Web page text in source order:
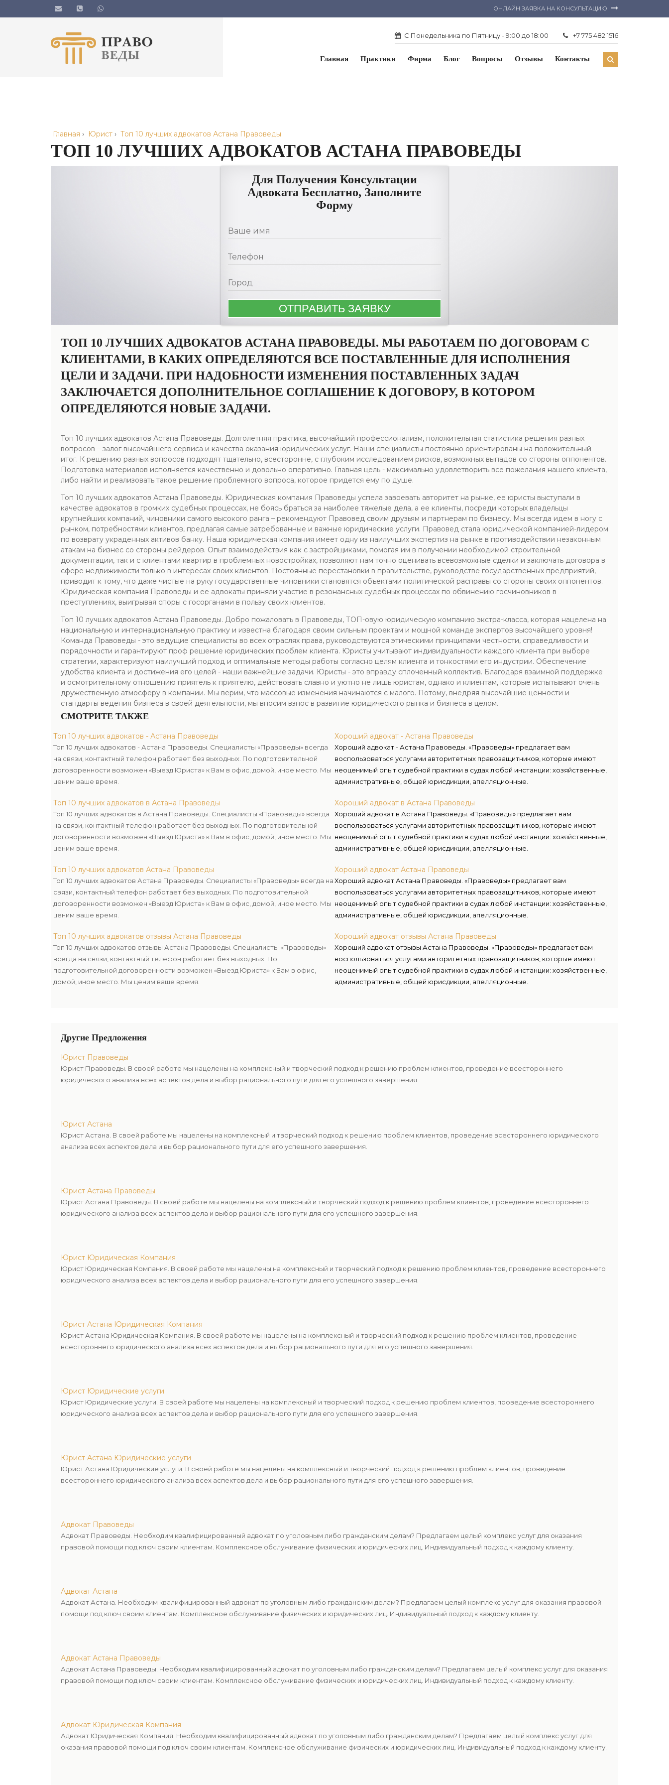
ОНЛАЙН ЗАЯВКА НА КОНСУЛЬТАЦИЮ
С Понедельника по Пятницу - 9:00 до 18:00 +7 775 482 1516
Главная Практики Фирма Блог Вопросы Отзывы Контакты
Главная › Юрист › Топ 10 лучших адвокатов Астана Правоведы
ТОП 10 ЛУЧШИХ АДВОКАТОВ АСТАНА ПРАВОВЕДЫ
Для Получения Консультации
Адвоката Бесплатно, Заполните
Форму
ТОП 10 ЛУЧШИХ АДВОКАТОВ АСТАНА ПРАВОВЕДЫ. МЫ РАБОТАЕМ ПО ДОГОВОРАМ С
КЛИЕНТАМИ, В КАКИХ ОПРЕДЕЛЯЮТСЯ ВСЕ ПОСТАВЛЕННЫЕ ДЛЯ ИСПОЛНЕНИЯ
ЦЕЛИ И ЗАДАЧИ. ПРИ НАДОБНОСТИ ИЗМЕНЕНИЯ ПОСТАВЛЕННЫХ ЗАДАЧ
ЗАКЛЮЧАЕТСЯ ДОПОЛНИТЕЛЬНОЕ СОГЛАШЕНИЕ К ДОГОВОРУ, В КОТОРОМ
ОПРЕДЕЛЯЮТСЯ НОВЫЕ ЗАДАЧИ.
Топ 10 лучших адвокатов Астана Правоведы. Долголетняя практика, высочайший профессионализм, положительная статистика решения разных
вопросов – залог высочайшего сервиса и качества оказания юридических услуг. Наши специалисты постоянно ориентированы на положительный
итог. К решению разных вопросов подходят тщательно, всесторонне, с глубоким исследованием рисков, возможных выпадов со стороны оппонентов.
Подготовка материалов исполняется качественно и довольно оперативно. Главная цель - максимально удовлетворить все пожелания нашего клиента,
либо найти и реализовать такое решение проблемного вопроса, которое придется ему по душе.
Топ 10 лучших адвокатов Астана Правоведы. Юридическая компания Правоведы успела завоевать авторитет на рынке, ее юристы выступали в
качестве адвокатов в громких судебных процессах, не боясь браться за наиболее тяжелые дела, а ее клиенты, посреди которых владельцы
крупнейших компаний, чиновники самого высокого ранга – рекомендуют Правовед своим друзьям и партнерам по бизнесу. Мы всегда идем в ногу с
рынком, потребностями клиентов, предлагая самые затребованные и важные юридические услуги. Правовед стала юридической компанией-лидером
по возврату украденных активов банку. Наша юридическая компания имеет одну из наилучших экспертиз на рынке в противодействии незаконным
атакам на бизнес со стороны рейдеров. Опыт взаимодействия как с застройщиками, помогая им в получении необходимой строительной
документации, так и с клиентами квартир в проблемных новостройках, позволяют нам точно оценивать всевозможные сделки и заключать договора в
сфере недвижимости только в интересах своих клиентов. Постоянные перестановки в правительстве, руководстве государственных предприятий,
приводит к тому, что даже чистые на руку государственные чиновники становятся объектами политической расправы со стороны своих оппонентов.
Юридическая компания Правоведы и ее адвокаты приняли участие в резонансных судебных процессах по обвинению госчиновников в
преступлениях, выигрывая споры с госорганами в пользу своих клиентов.
Топ 10 лучших адвокатов Астана Правоведы. Добро пожаловать в Правоведы, ТОП-овую юридическую компанию экстра-класса, которая нацелена на
национальную и интернациональную практику и известна благодаря своим сильным проектам и мощной команде экспертов высочайшего уровня!
Команда Правоведы - это ведущие специалисты во всех отраслях права, руководствуются этическими принципами честности, справедливости и
порядочности и гарантируют проф решение юридических проблем клиента. Юристы учитывают индивидуальности каждого клиента при выборе
стратегии, характеризуют наилучший подход и оптимальные методы работы согласно целям клиента и тонкостями его индустрии. Обеспечение
удобства клиента и достижения его целей - наши важнейшие задачи. Юристы - это вправду сплоченный коллектив. Благодаря взаимной поддержке
и осмотрительному отношению приятель к приятелю, действовать славно и уютно не лишь юристам, однако и клиентам, которые испытывают очень
дружественную атмосферу в компании. Мы верим, что массовые изменения начинаются с малого. Потому, внедряя высочайшие ценности и
стандарты ведения бизнеса в своей деятельности, мы вносим взнос в развитие юридического рынка и бизнеса в целом.
СМОТРИТЕ ТАКЖЕ
Топ 10 лучших адвокатов - Астана Правоведы
Топ 10 лучших адвокатов - Астана Правоведы. Специалисты «Правоведы» всегда
на связи, контактный телефон работает без выходных. По подготовительной
договоренности возможен «Выезд Юриста» к Вам в офис, домой, иное место. Мы
ценим ваше время.
Топ 10 лучших адвокатов в Астана Правоведы
Топ 10 лучших адвокатов в Астана Правоведы. Специалисты «Правоведы» всегда
на связи, контактный телефон работает без выходных. По подготовительной
договоренности возможен «Выезд Юриста» к Вам в офис, домой, иное место. Мы
ценим ваше время.
Топ 10 лучших адвокатов Астана Правоведы
Топ 10 лучших адвокатов Астана Правоведы. Специалисты «Правоведы» всегда на
связи, контактный телефон работает без выходных. По подготовительной
договоренности возможен «Выезд Юриста» к Вам в офис, домой, иное место. Мы
ценим ваше время.
Топ 10 лучших адвокатов отзывы Астана Правоведы
Топ 10 лучших адвокатов отзывы Астана Правоведы. Специалисты «Правоведы»
всегда на связи, контактный телефон работает без выходных. По
подготовительной договоренности возможен «Выезд Юриста» к Вам в офис,
домой, иное место. Мы ценим ваше время.
Хороший адвокат - Астана Правоведы
Хороший адвокат - Астана Правоведы. «Правоведы» предлагает вам
воспользоваться услугами авторитетных правозащитников, которые имеют
неоценимый опыт судебной практики в судах любой инстанции: хозяйственные,
административные, общей юрисдикции, апелляционные.
Хороший адвокат в Астана Правоведы
Хороший адвокат в Астана Правоведы. «Правоведы» предлагает вам
воспользоваться услугами авторитетных правозащитников, которые имеют
неоценимый опыт судебной практики в судах любой инстанции: хозяйственные,
административные, общей юрисдикции, апелляционные.
Хороший адвокат Астана Правоведы
Хороший адвокат Астана Правоведы. «Правоведы» предлагает вам
воспользоваться услугами авторитетных правозащитников, которые имеют
неоценимый опыт судебной практики в судах любой инстанции: хозяйственные,
административные, общей юрисдикции, апелляционные.
Хороший адвокат отзывы Астана Правоведы
Хороший адвокат отзывы Астана Правоведы. «Правоведы» предлагает вам
воспользоваться услугами авторитетных правозащитников, которые имеют
неоценимый опыт судебной практики в судах любой инстанции: хозяйственные,
административные, общей юрисдикции, апелляционные.
Другие Предложения
Юрист Правоведы
Юрист Правоведы. В своей работе мы нацелены на комплексный и творческий подход к решению проблем клиентов, проведение всестороннего
юридического анализа всех аспектов дела и выбор рационального пути для его успешного завершения.
Юрист Астана
Юрист Астана. В своей работе мы нацелены на комплексный и творческий подход к решению проблем клиентов, проведение всестороннего юридического
анализа всех аспектов дела и выбор рационального пути для его успешного завершения.
Юрист Астана Правоведы
Юрист Астана Правоведы. В своей работе мы нацелены на комплексный и творческий подход к решению проблем клиентов, проведение всестороннего
юридического анализа всех аспектов дела и выбор рационального пути для его успешного завершения.
Юрист Юридическая Компания
Юрист Юридическая Компания. В своей работе мы нацелены на комплексный и творческий подход к решению проблем клиентов, проведение всестороннего
юридического анализа всех аспектов дела и выбор рационального пути для его успешного завершения.
Юрист Астана Юридическая Компания
Юрист Астана Юридическая Компания. В своей работе мы нацелены на комплексный и творческий подход к решению проблем клиентов, проведение
всестороннего юридического анализа всех аспектов дела и выбор рационального пути для его успешного завершения.
Юрист Юридические услуги
Юрист Юридические услуги. В своей работе мы нацелены на комплексный и творческий подход к решению проблем клиентов, проведение всестороннего
юридического анализа всех аспектов дела и выбор рационального пути для его успешного завершения.
Юрист Астана Юридические услуги
Юрист Астана Юридические услуги. В своей работе мы нацелены на комплексный и творческий подход к решению проблем клиентов, проведение
всестороннего юридического анализа всех аспектов дела и выбор рационального пути для его успешного завершения.
Адвокат Правоведы
Адвокат Правоведы. Необходим квалифицированный адвокат по уголовным либо гражданским делам? Предлагаем целый комплекс услуг для оказания
правовой помощи под ключ своим клиентам. Комплексное обслуживание физических и юридических лиц. Индивидуальный подход к каждому клиенту.
Адвокат Астана
Адвокат Астана. Необходим квалифицированный адвокат по уголовным либо гражданским делам? Предлагаем целый комплекс услуг для оказания правовой
помощи под ключ своим клиентам. Комплексное обслуживание физических и юридических лиц. Индивидуальный подход к каждому клиенту.
Адвокат Астана Правоведы
Адвокат Астана Правоведы. Необходим квалифицированный адвокат по уголовным либо гражданским делам? Предлагаем целый комплекс услуг для оказания
правовой помощи под ключ своим клиентам. Комплексное обслуживание физических и юридических лиц. Индивидуальный подход к каждому клиенту.
Адвокат Юридическая Компания
Адвокат Юридическая Компания. Необходим квалифицированный адвокат по уголовным либо гражданским делам? Предлагаем целый комплекс услуг для
оказания правовой помощи под ключ своим клиентам. Комплексное обслуживание физических и юридических лиц. Индивидуальный подход к каждому клиенту.